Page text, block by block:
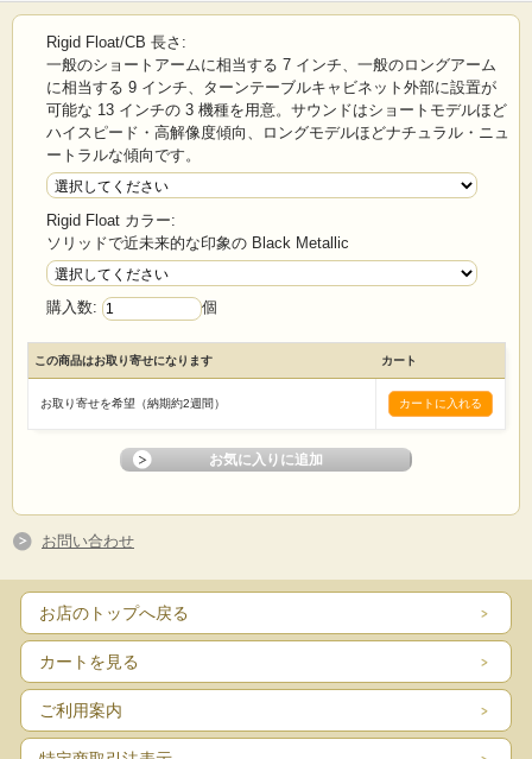
Rigid Float/CB 長さ:
一般のショートアームに相当する 7 インチ、一般のロングアーム
に相当する 9 インチ、ターンテーブルキャビネット外部に設置が
可能な 13 インチの 3 機種を用意。サウンドはショートモデルほど
ハイスピード・高解像度傾向、ロングモデルほどナチュラル・ニュ
ートラルな傾向です。
Rigid Float カラー:
ソリッドで近未来的な印象の Black Metallic
購入数: 個
この商品はお取り寄せになります カート
お取り寄せを希望（納期約2週間）
お問い合わせ
お店のトップへ戻る
カートを見る
ご利用案内